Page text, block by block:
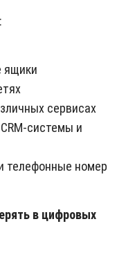
ящики
сервисах
системы и
телефонные номер
в цифровых